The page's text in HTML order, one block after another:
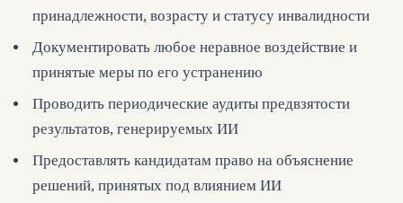
принадлежности, возрасту и статусу инвалидности
Документировать любое неравное воздействие и
принятые меры по его устранению
Проводить периодические аудиты предвзятости
результатов, генерируемых ИИ
Предоставлять кандидатам право на объяснение
решений, принятых под влиянием ИИ